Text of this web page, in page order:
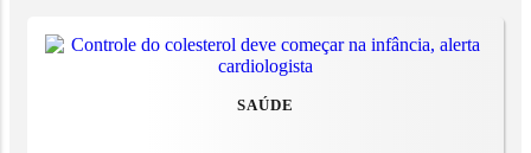
SAÚDE